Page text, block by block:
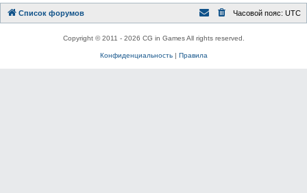
Список форумов Часовой пояс: UTC
Copyright © 2011 - 2026 CG in Games All rights reserved.
Конфиденциальность| Правила